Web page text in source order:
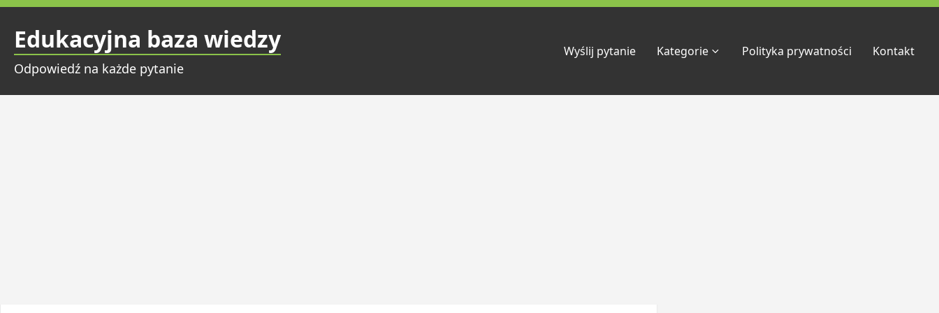
Przejdź
treściEdukacyjna baza wiedzy
Odpowiedź na każde pytanie
Wyślij pytanie Kategorie Polityka prywatności Kontakt